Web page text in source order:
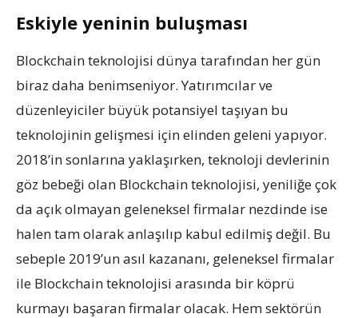
Eskiyle yeninin buluşması
Blockchain teknolojisi dünya tarafından her gün
biraz daha benimseniyor. Yatırımcılar ve
düzenleyiciler büyük potansiyel taşıyan bu
teknolojinin gelişmesi için elinden geleni yapıyor.
2018’in sonlarına yaklaşırken, teknoloji devlerinin
göz bebeği olan Blockchain teknolojisi, yeniliğe çok
da açık olmayan geleneksel firmalar nezdinde ise
halen tam olarak anlaşılıp kabul edilmiş değil. Bu
sebeple 2019’un asıl kazananı, geleneksel firmalar
ile Blockchain teknolojisi arasında bir köprü
kurmayı başaran firmalar olacak. Hem sektörün